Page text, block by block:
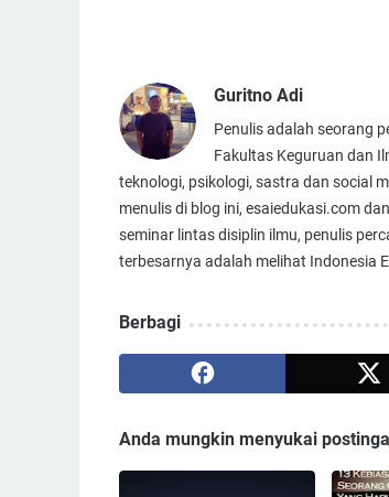
Guritno Adi
Penulis adalah seorang
Fakultas Keguruan dan
teknologi, psikologi, sastra dan social
menulis di blog ini, esaiedukasi.com
seminar lintas disiplin ilmu, penulis
terbesarnya adalah melihat Indonesia
Berbagi
Anda mungkin menyukai